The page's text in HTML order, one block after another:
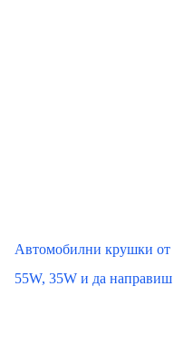
Автомобилни крушки от
55W, 35W и да направиш